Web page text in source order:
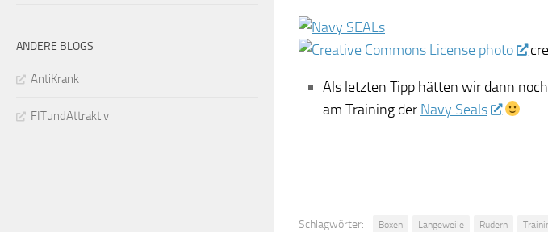
photo
Als letzten Tipp hätten wir dann
am Training der Navy Seals
Schlagwörter: Boxen Langeweile Rudern
ANDERE BLOGS
AntiKrank
FITundAttraktiv